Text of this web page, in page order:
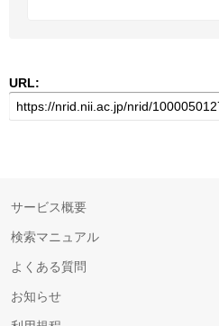
URL:
サービス概要
検索マニュアル
よくある質問
お知らせ